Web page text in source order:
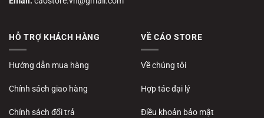
HỖ TRỢ KHÁCH HÀNG
Hướng dẫn mua hàng
Chính sách giao hàng
Chính sách đổi trả
VỀ CÁO STORE
Về chúng tôi
Hợp tác đại lý
Điều khoản bảo mật